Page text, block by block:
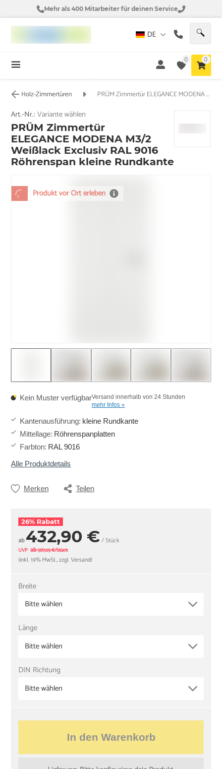
Mehr als 400 Mitarbeiter für deinen Service
DE
0 0
Holz-Zimmertüren PRÜM Zimmertür ELEGANCE MODENA M3/2 Weißlack Exclusiv RAL 9016 Röhrenspan kleine Rundkante
Produkt vor Ort erleben
Art.-Nr.:Variante wählen
PRÜM Zimmertür
ELEGANCE MODENA M3/2
Weißlack Exclusiv RAL 9016
Röhrenspan kleine Rundkante
Kein Muster verfügbarVersand innerhalb von 24 Stunden
mehr Infos »
Kantenausführung: kleine Rundkante
Mittellage: Röhrenspanplatten
Farbton: RAL 9016
Alle Produktdetails
Merken Teilen
26% Rabatt
ab432,90 € / Stück
UVP ab587,65 €/Stück
(inkl. 19% MwSt., zzgl. Versand)
Breite
Bitte wählen
Länge
Bitte wählen
DIN Richtung
Bitte wählen
In den Warenkorb